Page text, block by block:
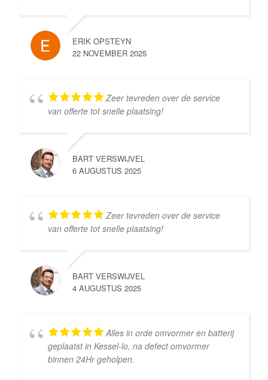
ERIK OPSTEYN
22 NOVEMBER 2025
Zeer tevreden over de service
van offerte tot snelle plaatsing!
BART VERSWIJVEL
6 AUGUSTUS 2025
Zeer tevreden over de service
van offerte tot snelle plaatsing!
BART VERSWIJVEL
4 AUGUSTUS 2025
Alles in orde omvormer en batterij
geplaatst in Kessel-lo, na defect omvormer
binnen 24Hr geholpen.